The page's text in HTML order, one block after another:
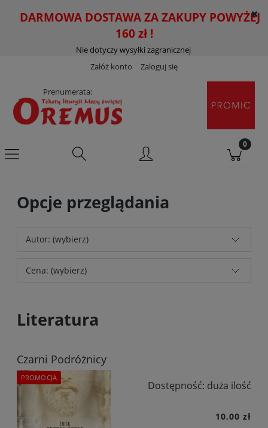
DARMOWA DOSTAWA ZA ZAKUPY POWYŻEJ
160 zł !
Nie dotyczy wysyłki zagranicznej
Załóż konto
Zaloguj się
Prenumerata:
Opcje przeglądania
Autor: (wybierz)
Cena: (wybierz)
Literatura
Czarni Podróżnicy
Dostępność: duża ilość
10,00 zł
PROMOCJA